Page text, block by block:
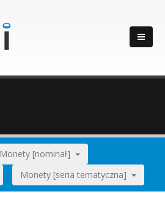
Monety [nominał]
Monety [seria tematyczna]